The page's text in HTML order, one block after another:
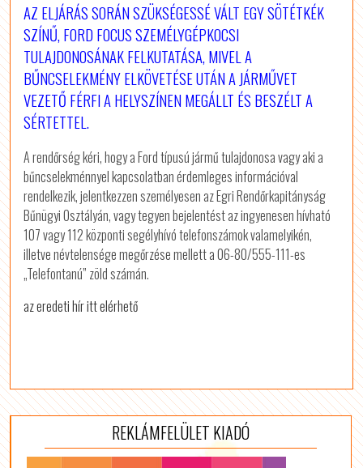
AZ ELJÁRÁS SORÁN SZÜKSÉGESSÉ VÁLT EGY SÖTÉTKÉK
SZÍNŰ, FORD FOCUS SZEMÉLYGÉPKOCSI
TULAJDONOSÁNAK FELKUTATÁSA, MIVEL A
BŰNCSELEKMÉNY ELKÖVETÉSE UTÁN A JÁRMŰVET
VEZETŐ FÉRFI A HELYSZÍNEN MEGÁLLT ÉS BESZÉLT A
SÉRTETTEL.
A rendőrség kéri, hogy a Ford típusú jármű tulajdonosa vagy aki a
bűncselekménnyel kapcsolatban érdemleges információval
rendelkezik, jelentkezzen személyesen az Egri Rendőrkapitányság
Bűnügyi Osztályán, vagy tegyen bejelentést az ingyenesen hívható
107 vagy 112 központi segélyhívó telefonszámok valamelyikén,
illetve névtelensége megőrzése mellett a 06-80/555-111-es
„Telefontanú” zöld számán.
az eredeti hír itt elérhető
REKLÁMFELÜLET KIADÓ